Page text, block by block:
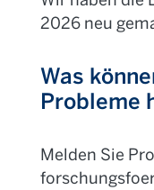
2026 neu
Was
Probleme
Melden Sie